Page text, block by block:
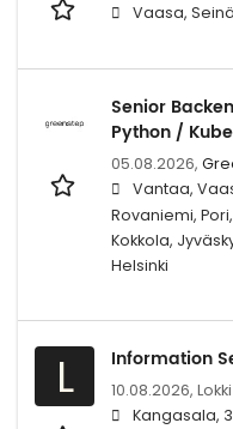
Vaasa,
Senior
Python /
05.08.2026,
Vantaa,
Rovaniemi,
Kokkola,
Helsinki
L Information
10.08.2026,
Kangasala,